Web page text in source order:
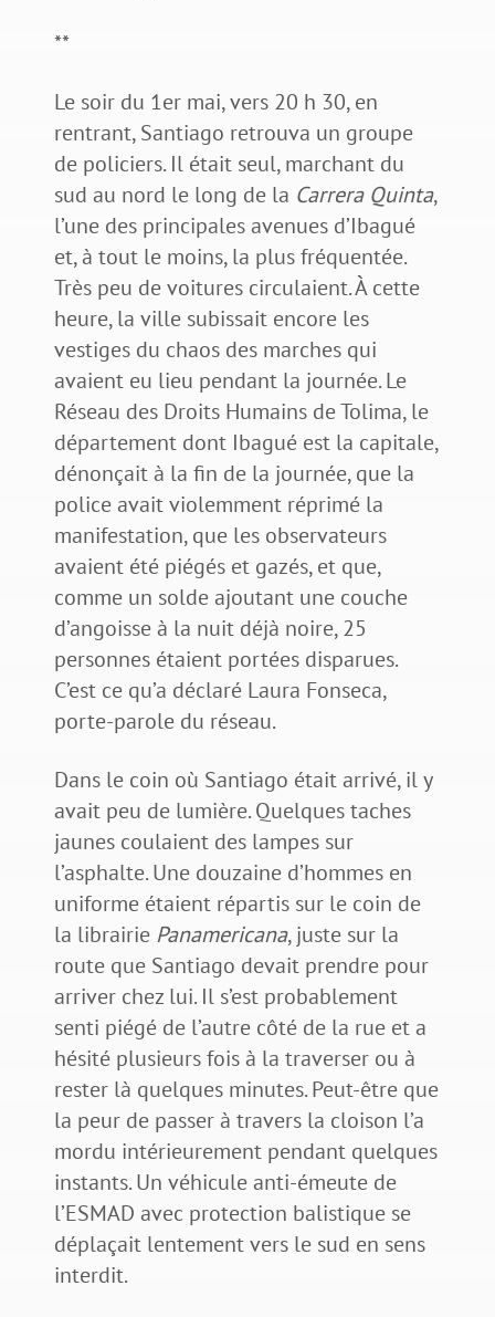
**
Le soir du 1er mai, vers 20 h 30, en
rentrant, Santiago retrouva un groupe
de policiers. Il était seul, marchant du
sud au nord le long de la Carrera Quinta,
l’une des principales avenues d’Ibagué
et, à tout le moins, la plus fréquentée.
Très peu de voitures circulaient. À cette
heure, la ville subissait encore les
vestiges du chaos des marches qui
avaient eu lieu pendant la journée. Le
Réseau des Droits Humains de Tolima, le
département dont Ibagué est la capitale,
dénonçait à la fin de la journée, que la
police avait violemment réprimé la
manifestation, que les observateurs
avaient été piégés et gazés, et que,
comme un solde ajoutant une couche
d’angoisse à la nuit déjà noire, 25
personnes étaient portées disparues.
C’est ce qu’a déclaré Laura Fonseca,
porte-parole du réseau.
Dans le coin où Santiago était arrivé, il y
avait peu de lumière. Quelques taches
jaunes coulaient des lampes sur
l’asphalte. Une douzaine d’hommes en
uniforme étaient répartis sur le coin de
la librairie Panamericana, juste sur la
route que Santiago devait prendre pour
arriver chez lui. Il s’est probablement
senti piégé de l’autre côté de la rue et a
hésité plusieurs fois à la traverser ou à
rester là quelques minutes. Peut-être que
la peur de passer à travers la cloison l’a
mordu intérieurement pendant quelques
instants. Un véhicule anti-émeute de
l’ESMAD avec protection balistique se
déplaçait lentement vers le sud en sens
interdit.